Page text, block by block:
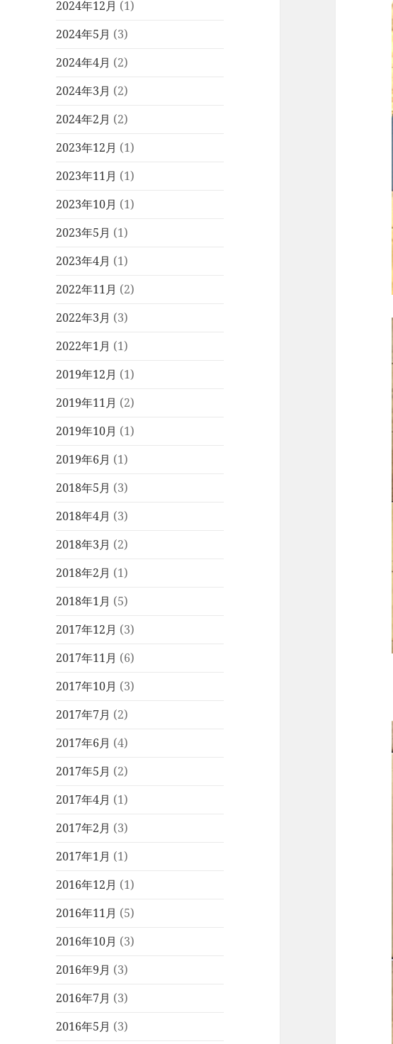
2024年12月 (1)
2024年5月 (3)
2024年4月 (2)
2024年3月 (2)
2024年2月 (2)
2023年12月 (1)
2023年11月 (1)
2023年10月 (1)
2023年5月 (1)
2023年4月 (1)
2022年11月 (2)
2022年3月 (3)
2022年1月 (1)
2019年12月 (1)
2019年11月 (2)
2019年10月 (1)
2019年6月 (1)
2018年5月 (3)
2018年4月 (3)
2018年3月 (2)
2018年2月 (1)
2018年1月 (5)
2017年12月 (3)
2017年11月 (6)
2017年10月 (3)
2017年7月 (2)
2017年6月 (4)
2017年5月 (2)
2017年4月 (1)
2017年2月 (3)
2017年1月 (1)
2016年12月 (1)
2016年11月 (5)
2016年10月 (3)
2016年9月 (3)
2016年7月 (3)
2016年5月 (3)